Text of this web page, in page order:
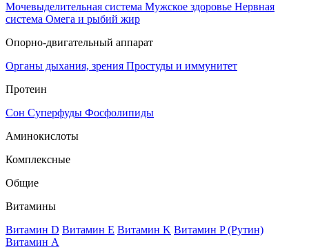
Мочевыделительная система Мужское здоровье Нервная
система Омега и рыбий жир
Опорно-двигательный аппарат
Органы дыхания, зрения Простуды и иммунитет
Протеин
Сон Суперфуды Фосфолипиды
Аминокислоты
Комплексные
Общие
Витамины
Витамин D Витамин E Витамин K Витамин P (Рутин)
Витамин А